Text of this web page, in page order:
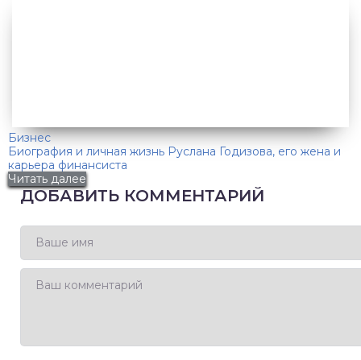
Бизнес
Биография и личная жизнь Руслана Годизова, его жена и
карьера финансиста
Читать далее
ДОБАВИТЬ КОММЕНТАРИЙ